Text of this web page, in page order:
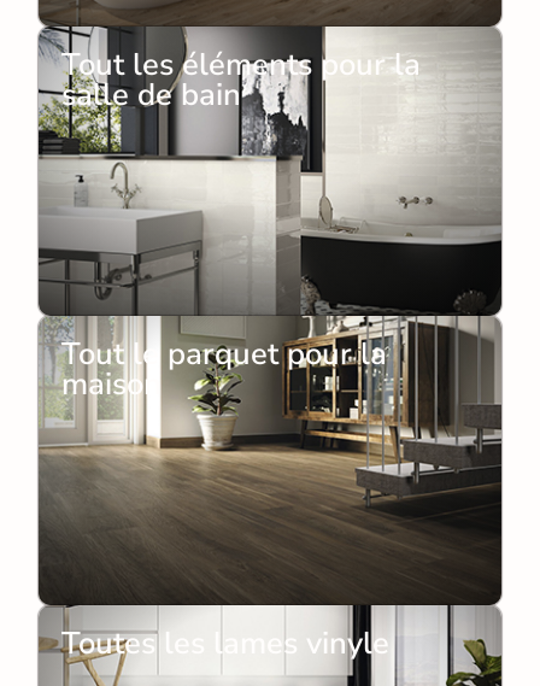
Tout les éléments pour la
salle de bain
Tout le parquet pour la
maison
Toutes les lames vinyle